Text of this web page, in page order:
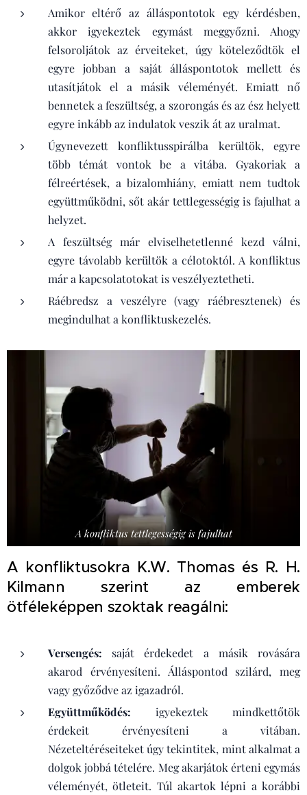
Amikor eltérő az álláspontotok egy kérdésben,
akkor igyekeztek egymást meggyőzni. Ahogy
felsoroljátok az érveiteket, úgy köteleződtök el
egyre jobban a saját álláspontotok mellett és
utasítjátok el a másik véleményét. Emiatt nő
bennetek a feszültség, a szorongás és az ész helyett
egyre inkább az indulatok veszik át az uralmat.
Úgynevezett konfliktusspirálba kerültök, egyre
több témát vontok be a vitába. Gyakoriak a
félreértések, a bizalomhiány, emiatt nem tudtok
együttműködni, sőt akár tettlegességig is fajulhat a
helyzet.
A feszültség már elviselhetetlenné kezd válni,
egyre távolabb kerültök a célotoktól. A konfliktus
már a kapcsolatotokat is veszélyeztetheti.
Ráébredsz a veszélyre (vagy ráébresztenek) és
megindulhat a konfliktuskezelés.
A konfliktus tettlegességig is fajulhat
A konfliktusokra K.W. Thomas és R. H.
Kilmann szerint az emberek
ötféleképpen szoktak reagálni:
Versengés: saját érdekedet a másik rovására
akarod érvényesíteni. Álláspontod szilárd, meg
vagy győződve az igazadról.
Együttműködés: igyekeztek mindkettőtök
érdekeit érvényesíteni a vitában.
Nézeteltéréseiteket úgy tekintitek, mint alkalmat a
dolgok jobbá tételére. Meg akarjátok érteni egymás
véleményét, ötleteit. Túl akartok lépni a korábbi